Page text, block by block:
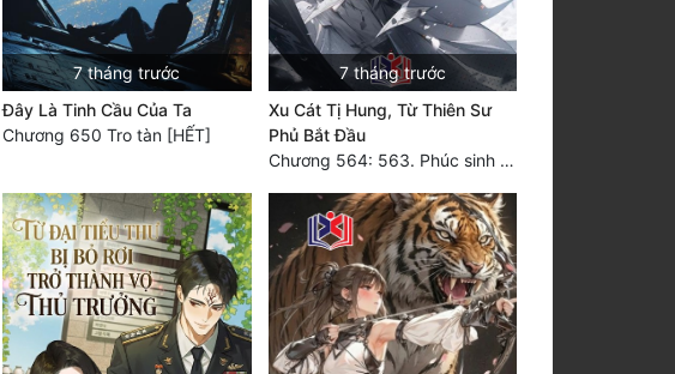
7 tháng trước
Đây Là Tinh Cầu Của Ta
Chương 650 Tro tàn [HẾT]
7 tháng trước
Xu Cát Tị Hung, Từ Thiên Sư
Phủ Bắt Đầu
Chương 564: 563. Phúc sinh Lôi Thiên Tôn, vô địch! (đại kết cục) (9)